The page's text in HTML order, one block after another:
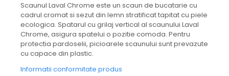
Scaunul Laval Chrome este un scaun de bucatarie cu
cadrul cromat si sezut din lemn stratificat tapitat cu piele
ecologica. Spatarul cu grilaj vertical al scaunului Laval
Chrome, asigura spatelui o pozitie comoda. Pentru
protectia pardoselii, picioarele scaunului sunt prevazute
cu capace din plastic.
Informatii conformitate produs